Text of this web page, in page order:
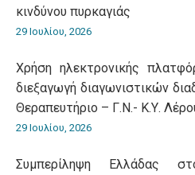
κινδύνου πυρκαγιάς
29 Ιουλίου, 2026
Χρήση ηλεκτρονικής
διεξαγωγή διαγωνιστικών
Θεραπευτήριο – Γ.Ν.- Κ.Υ.
29 Ιουλίου, 2026
Συμπερίληψη Ελλάδας